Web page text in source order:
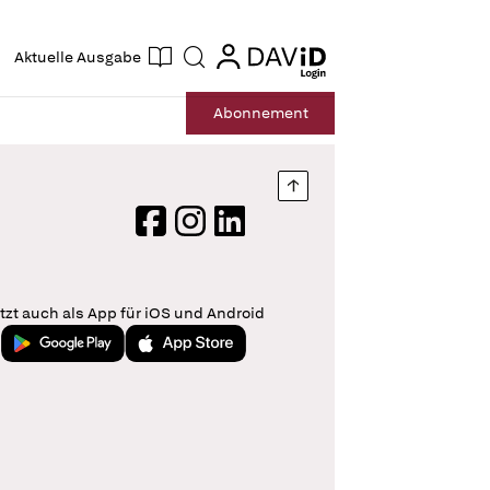
Aktuelle Ausgabe Suche login
login
Abonnement
Nach oben springen
FacebookInstagram
LinkedIn
auch als App für iOS und Android
Jetzt bei Google PlayLaden im App Store